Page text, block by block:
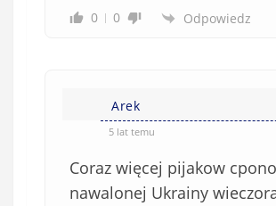
0 0 Odpowiedz
Arek
5 lat temu
Coraz więcej pijakow
nawalonej Ukrainy